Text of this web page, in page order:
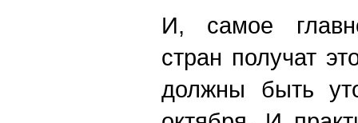
И, самое
стран получат
должны быть